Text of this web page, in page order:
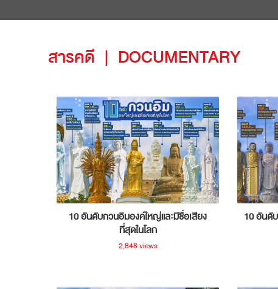
สารคดี | DOCUMENTARY
10 อันดับกวนอิมองค์ใหญ่และมีชื่อเสียง
ที่สุดในโลก
2,848 views
10 อันดั